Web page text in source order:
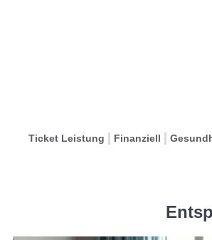
Ticket Leistung Finanziell